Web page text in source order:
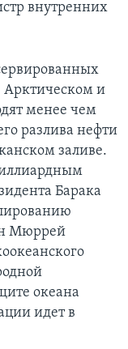
внутренних
Арктическом и
менее чем
разлива нефти
заливе.
Барака
Мюррей
океана
идет в